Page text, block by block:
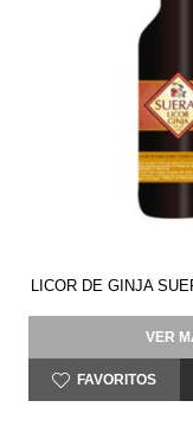
LICOR DE GINJA
VER
FAVORITOS